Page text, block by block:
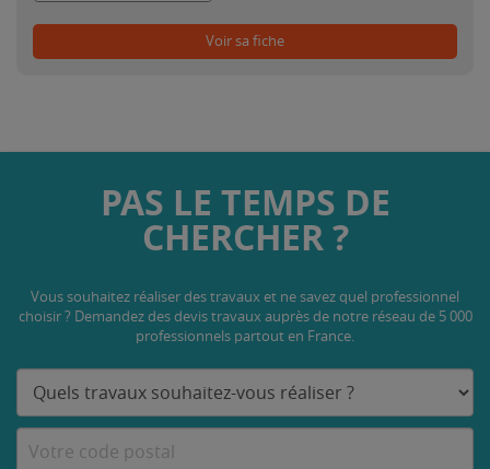
Voir sa fiche
PAS LE TEMPS DE
CHERCHER ?
Vous souhaitez réaliser des travaux et ne savez quel professionnel
choisir ? Demandez des devis travaux auprès de notre réseau de 5 000
professionnels partout en France.